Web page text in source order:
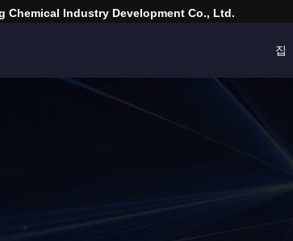
Chemical Industry Development Co., Ltd.
집